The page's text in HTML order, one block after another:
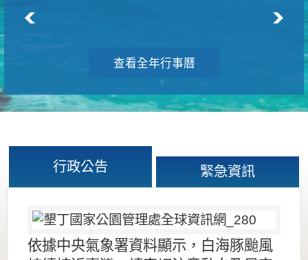
查看全年行事曆
行政公告 緊急資訊
依據中央氣象署資料顯示，白海豚颱風